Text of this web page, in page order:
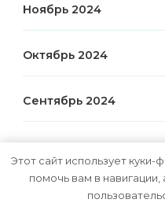
Ноябрь 2024
Октябрь 2024
Сентябрь 2024
Июль 2024
Июнь 2024
Этот сайт использует куки-
помочь вам в